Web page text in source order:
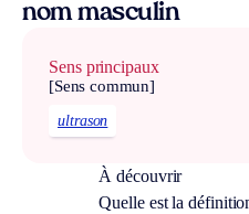
nom masculin
Sens principaux
[Sens commun]
ultrason
À découvrir
Quelle est la